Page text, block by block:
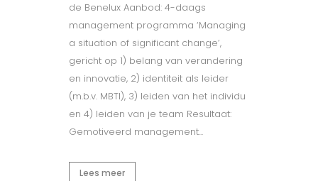
de Benelux Aanbod: 4-daags
management programma ‘Managing
a situation of significant change’,
gericht op 1) belang van verandering
en innovatie, 2) identiteit als leider
(m.b.v. MBTI), 3) leiden van het individu
en 4) leiden van je team Resultaat:
Gemotiveerd management...
Lees meer